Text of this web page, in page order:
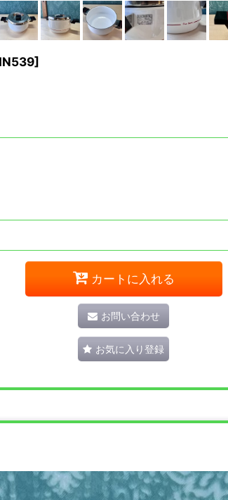
]
カートに入れる
お問い合わせ
お気に入り登録